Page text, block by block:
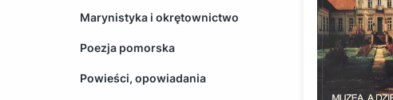
Marynistyka i okrętownictwo
Poezja pomorska
Powieści, opowiadania